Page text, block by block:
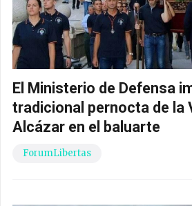
El Ministerio de Defensa
tradicional pernocta de la
Alcázar en el baluarte
ForumLibertas